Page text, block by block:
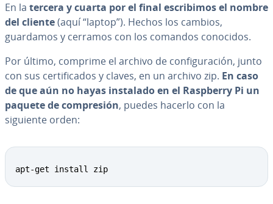
En la tercera y cuarta por el final es­cri­bi­mos el nombre
del cliente(aquí “laptop”). Hechos los cambios,
guardamos y cerramos con los comandos conocidos.
Por último, comprime el archivo de co­n­fi­gu­ra­ción, junto
con sus ce­r­ti­fi­ca­dos y claves, en un archivo zip. En caso
de que aún no hayas instalado en el Raspberry Pi un
paquete de co­m­pre­sión, puedes hacerlo con la
siguiente orden:
apt-get install zip